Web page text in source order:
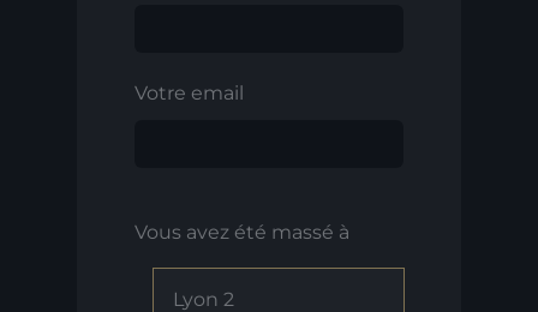
Votre email
Vous avez été massé à
Lyon 2